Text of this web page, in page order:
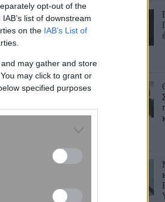
opt-out of the
list of downstream
on the IAB’s List of
may gather and store
may click to grant or
specified purposes
9 ώρες πριν